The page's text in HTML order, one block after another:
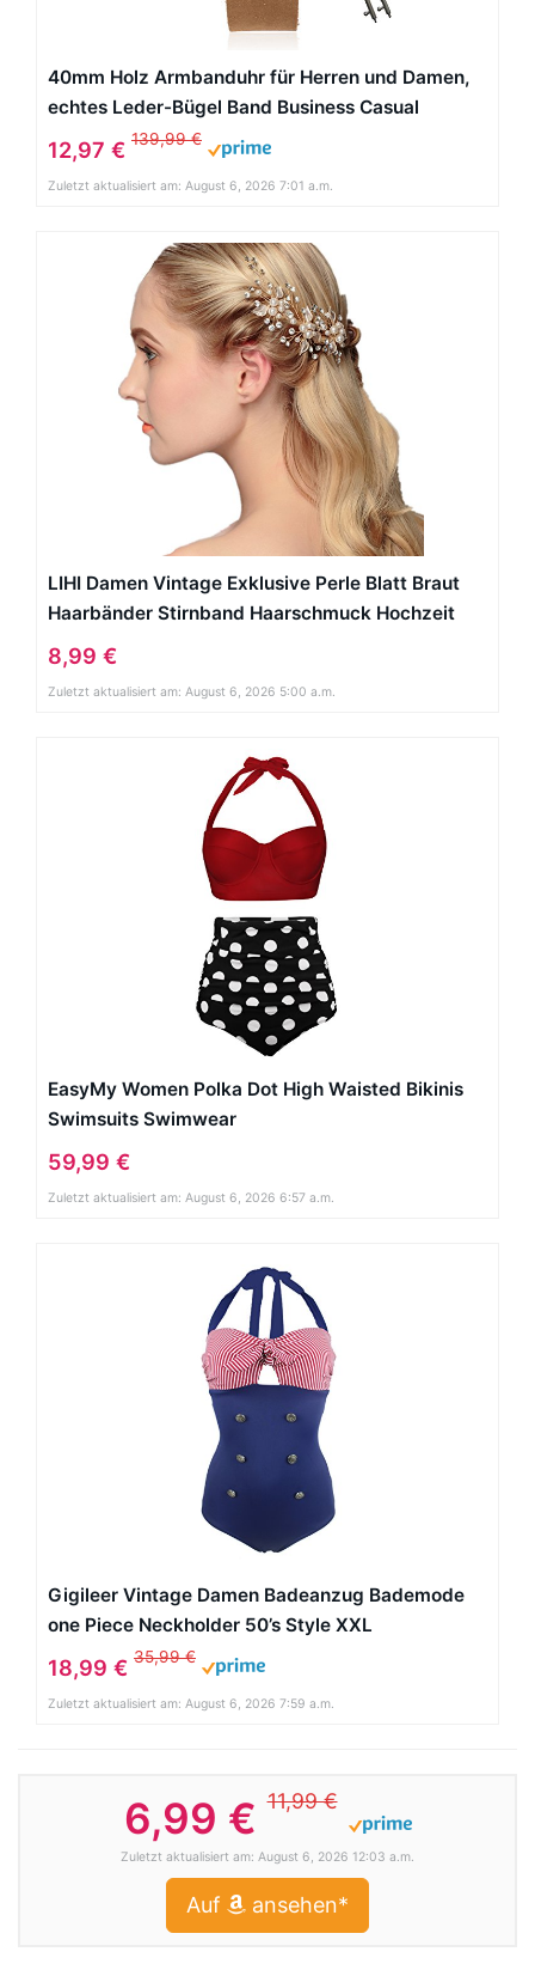
40mm Holz Armbanduhr für Herren und Damen,
echtes Leder-Bügel Band Business Casual
Armbanduhren, Japanisches Miyota Quarzwerk
Bewegung Vintage Natürliche Holz Uhren
(Bambus)
12,97 € 139,99 €
Zuletzt aktualisiert am: August 6, 2026 7:01 a.m.
LIHI Damen Vintage Exklusive Perle Blatt Braut
Haarbänder Stirnband Haarschmuck Hochzeit
Haar wrap
8,99 €
Zuletzt aktualisiert am: August 6, 2026 5:00 a.m.
EasyMy Women Polka Dot High Waisted Bikinis
Swimsuits Swimwear
59,99 €
Zuletzt aktualisiert am: August 6, 2026 6:57 a.m.
Gigileer Vintage Damen Badeanzug Bademode
one Piece Neckholder 50’s Style XXL
18,99 € 35,99 €
Zuletzt aktualisiert am: August 6, 2026 7:59 a.m.
6,99 €11,99 €
Zuletzt aktualisiert am: August 6, 2026 12:03 a.m.
Auf ansehen*